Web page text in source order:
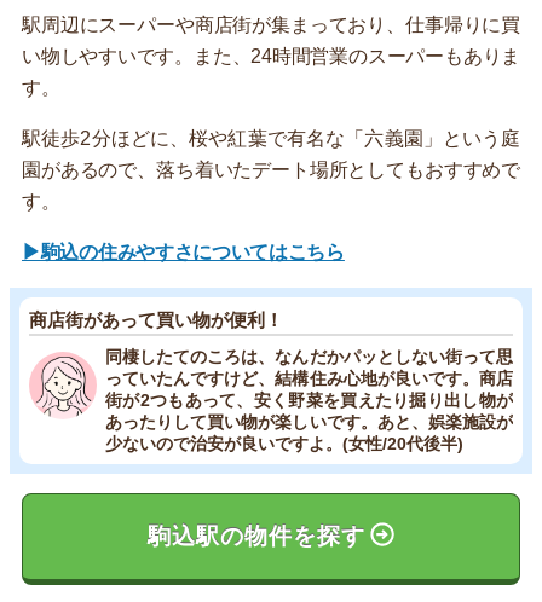
駅周辺にスーパーや商店街が集まっており、仕事帰りに買
い物しやすいです。また、24時間営業のスーパーもありま
す。
駅徒歩2分ほどに、桜や紅葉で有名な「六義園」という庭
園があるので、落ち着いたデート場所としてもおすすめで
す。
▶駒込の住みやすさについてはこちら
商店街があって買い物が便利！
同棲したてのころは、なんだかパッとしない街って思
っていたんですけど、結構住み心地が良いです。商店
街が2つもあって、安く野菜を買えたり掘り出し物が
あったりして買い物が楽しいです。あと、娯楽施設が
少ないので治安が良いですよ。(女性/20代後半)
駒込駅の物件を探す